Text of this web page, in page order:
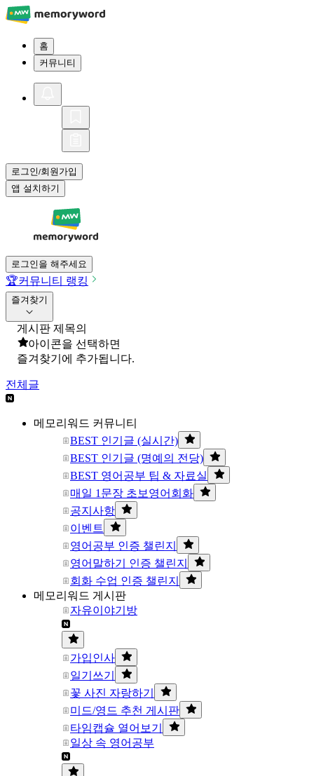
홈
커뮤니티
로그인/회원가입
앱 설치하기
로그인을 해주세요
🏆커뮤니티 랭킹
즐겨찾기
게시판 제목의
아이콘을 선택하면
즐겨찾기에 추가됩니다.
전체글
메모리워드 커뮤니티
BEST 인기글 (실시간)
BEST 인기글 (명예의 전당)
BEST 영어공부 팁 & 자료실
매일 1문장 초보영어회화
공지사항
이벤트
영어공부 인증 챌린지
영어말하기 인증 챌린지
회화 수업 인증 챌린지
메모리워드 게시판
자유이야기방
가입인사
일기쓰기
꽃 사진 자랑하기
미드/영드 추천 게시판
타임캡슐 열어보기
일상 속 영어공부